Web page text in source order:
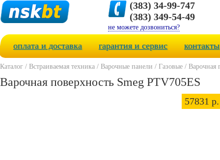
(383) 34-99-747
(383) 349-54-49
не можете дозвониться?
оплата и доставка гарантия и сервис контакты
Каталог / Встраиваемая техника / Варочные панели / Газовые / Варочная
Варочная поверхность Smeg PTV705ES
57831 р.